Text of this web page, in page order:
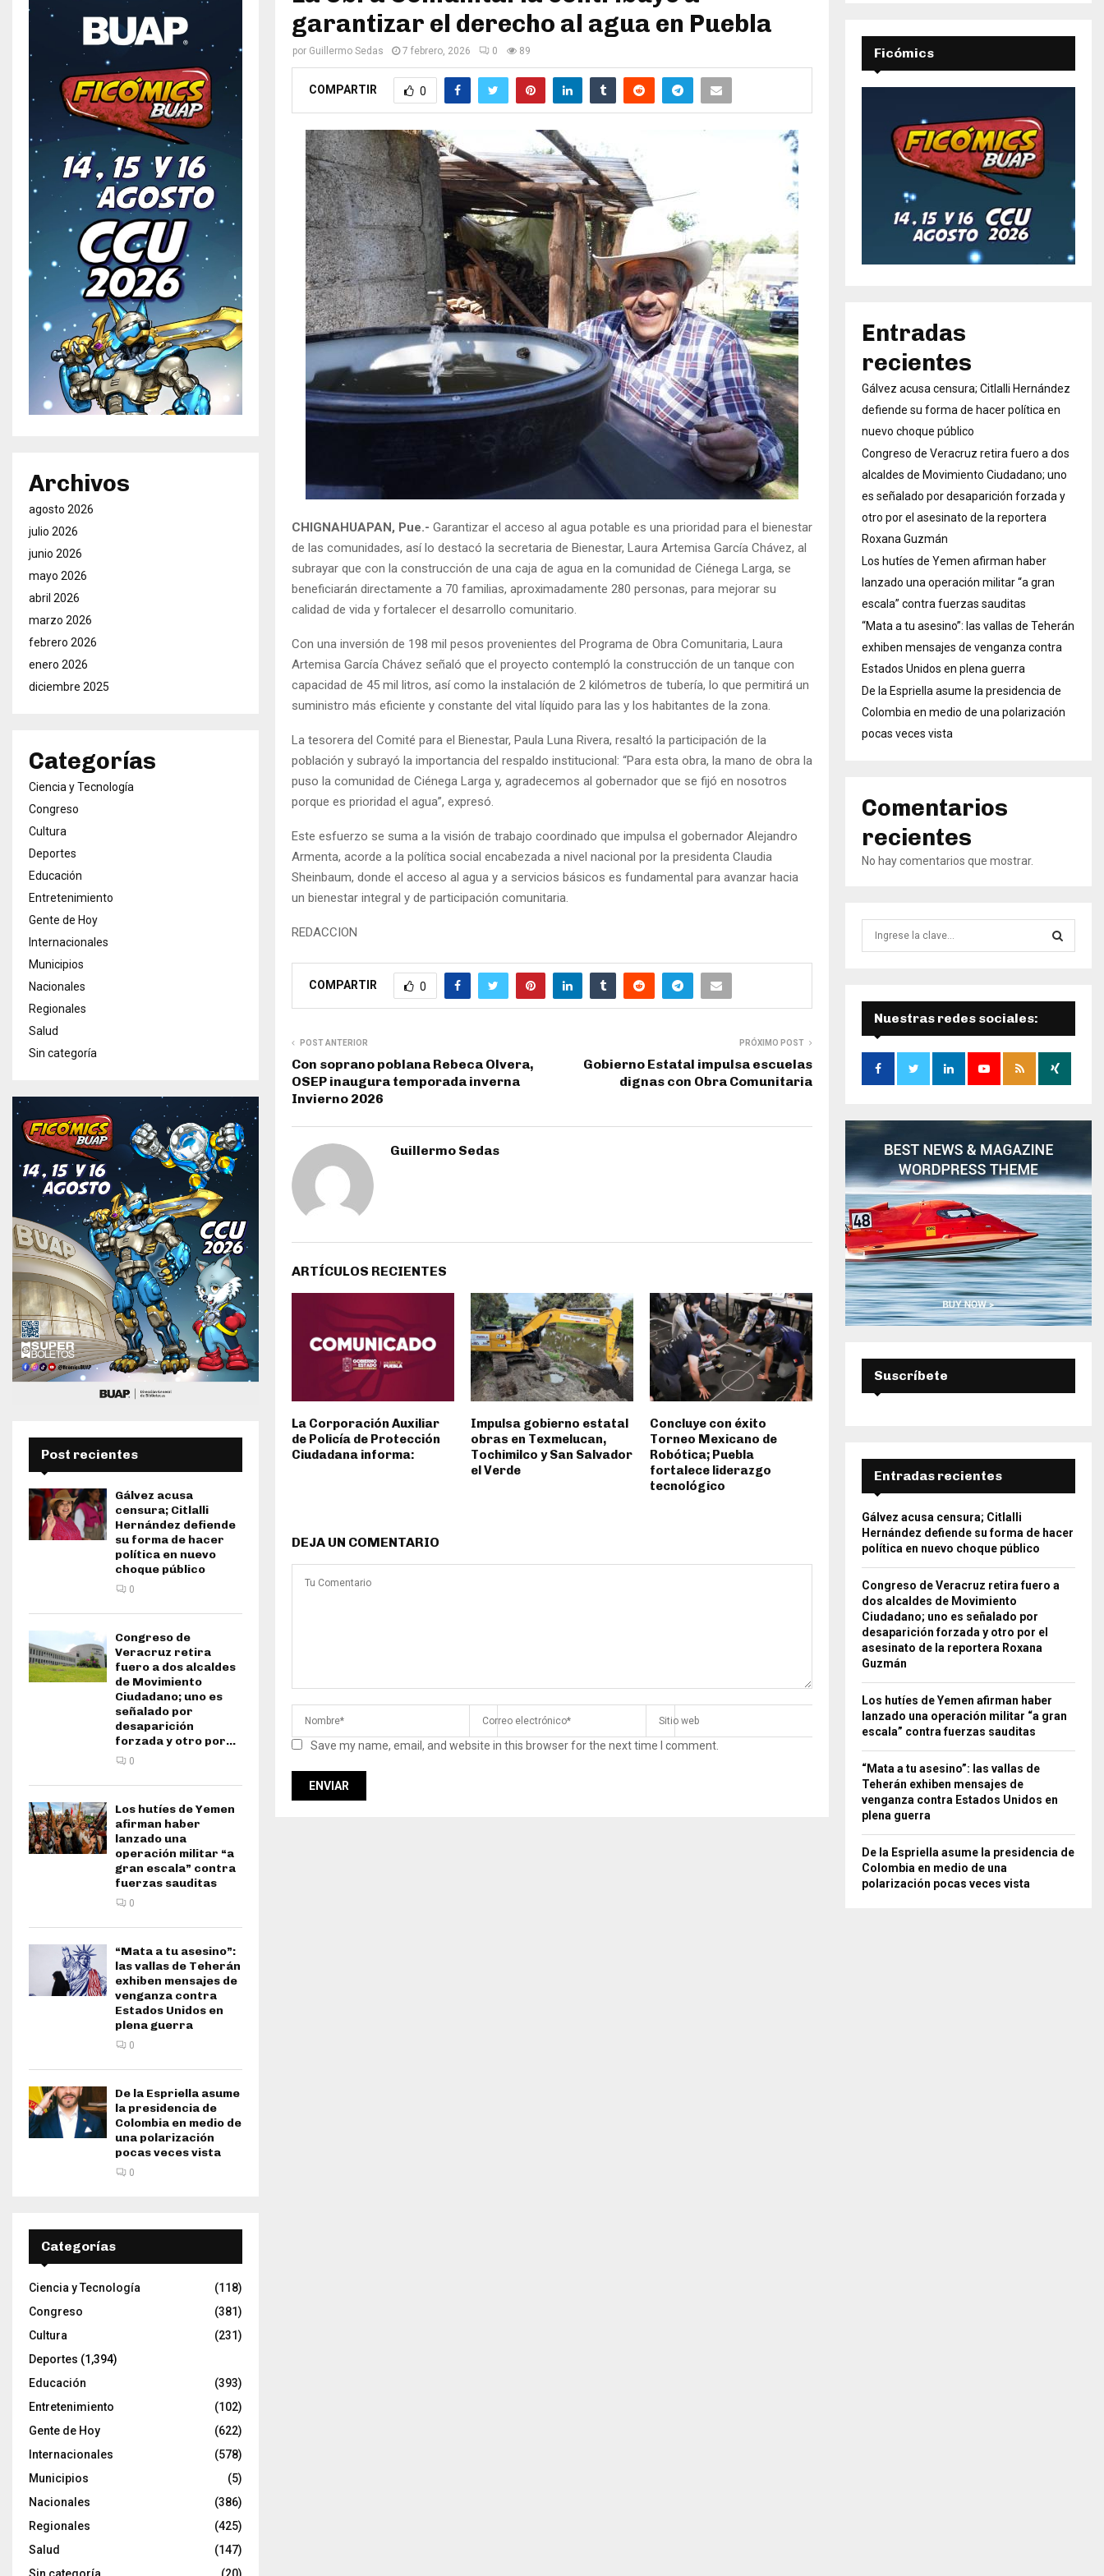
garantizar el derecho al agua en Puebla
por Guillermo Sedas 7 febrero, 2026 0 89
COMPARTIR 0
CHIGNAHUAPAN, Pue.- Garantizar el acceso al agua potable es una prioridad para el bienestar
de las comunidades, así lo destacó la secretaria de Bienestar, Laura Artemisa García Chávez, al
subrayar que con la construcción de una caja de agua en la comunidad de Ciénega Larga, se
beneficiarán directamente a 70 familias, aproximadamente 280 personas, para mejorar su
calidad de vida y fortalecer el desarrollo comunitario.
Con una inversión de 198 mil pesos provenientes del Programa de Obra Comunitaria, Laura
Artemisa García Chávez señaló que el proyecto contempló la construcción de un tanque con
capacidad de 45 mil litros, así como la instalación de 2 kilómetros de tubería, lo que permitirá un
suministro más eficiente y constante del vital líquido para las y los habitantes de la zona.
La tesorera del Comité para el Bienestar, Paula Luna Rivera, resaltó la participación de la
población y subrayó la importancia del respaldo institucional: “Para esta obra, la mano de obra la
puso la comunidad de Ciénega Larga y, agradecemos al gobernador que se fijó en nosotros
porque es prioridad el agua”, expresó.
Este esfuerzo se suma a la visión de trabajo coordinado que impulsa el gobernador Alejandro
Armenta, acorde a la política social encabezada a nivel nacional por la presidenta Claudia
Sheinbaum, donde el acceso al agua y a servicios básicos es fundamental para avanzar hacia
un bienestar integral y de participación comunitaria.
REDACCION
COMPARTIR 0
POST ANTERIOR
Con soprano poblana Rebeca Olvera,
OSEP inaugura temporada inverna
Invierno 2026
PRÓXIMO POST
Gobierno Estatal impulsa escuelas
dignas con Obra Comunitaria
Guillermo Sedas
ARTÍCULOS RECIENTES
La Corporación Auxiliar
de Policía de Protección
Ciudadana informa:
Impulsa gobierno estatal
obras en Texmelucan,
Tochimilco y San Salvador
el Verde
Concluye con éxito
Torneo Mexicano de
Robótica; Puebla
fortalece liderazgo
tecnológico
DEJA UN COMENTARIO
Save my name, email, and website in this browser for the next time I comment.
Archivos
agosto 2026
julio 2026
junio 2026
mayo 2026
abril 2026
marzo 2026
febrero 2026
enero 2026
diciembre 2025
Categorías
Ciencia y Tecnología
Congreso
Cultura
Deportes
Educación
Entretenimiento
Gente de Hoy
Internacionales
Municipios
Nacionales
Regionales
Salud
Sin categoría
Post recientes
Gálvez acusa
censura; Citlalli
Hernández defiende
su forma de hacer
política en nuevo
choque público
0
Congreso de
Veracruz retira
fuero a dos alcaldes
de Movimiento
Ciudadano; uno es
señalado por
desaparición
forzada y otro por...
0
Los hutíes de Yemen
afirman haber
lanzado una
operación militar “a
gran escala” contra
fuerzas sauditas
0
“Mata a tu asesino”:
las vallas de Teherán
exhiben mensajes de
venganza contra
Estados Unidos en
plena guerra
0
De la Espriella asume
la presidencia de
Colombia en medio de
una polarización
pocas veces vista
0
Categorías
Ciencia y Tecnología
(118)
Congreso
(381)
Cultura
(231)
Deportes (1,394)
Educación
(393)
Entretenimiento
(102)
Gente de Hoy
(622)
Internacionales
(578)
Municipios
(5)
Nacionales
(386)
Regionales
(425)
Salud
(147)
Ficómics
Entradas
recientes
Gálvez acusa censura; Citlalli Hernández
defiende su forma de hacer política en
nuevo choque público
Congreso de Veracruz retira fuero a dos
alcaldes de Movimiento Ciudadano; uno
es señalado por desaparición forzada y
otro por el asesinato de la reportera
Roxana Guzmán
Los hutíes de Yemen afirman haber
lanzado una operación militar “a gran
escala” contra fuerzas sauditas
“Mata a tu asesino”: las vallas de Teherán
exhiben mensajes de venganza contra
Estados Unidos en plena guerra
De la Espriella asume la presidencia de
Colombia en medio de una polarización
pocas veces vista
Comentarios
recientes
No hay comentarios que mostrar.
e
Ú
S
Q
A
Nuestras redes sociales:
Suscríbete
Entradas recientes
Gálvez acusa censura; Citlalli
Hernández defiende su forma de hacer
política en nuevo choque público
Congreso de Veracruz retira fuero a
dos alcaldes de Movimiento
Ciudadano; uno es señalado por
desaparición forzada y otro por el
asesinato de la reportera Roxana
Guzmán
Los hutíes de Yemen afirman haber
lanzado una operación militar “a gran
escala” contra fuerzas sauditas
“Mata a tu asesino”: las vallas de
Teherán exhiben mensajes de
venganza contra Estados Unidos en
plena guerra
De la Espriella asume la presidencia de
Colombia en medio de una
polarización pocas veces vista